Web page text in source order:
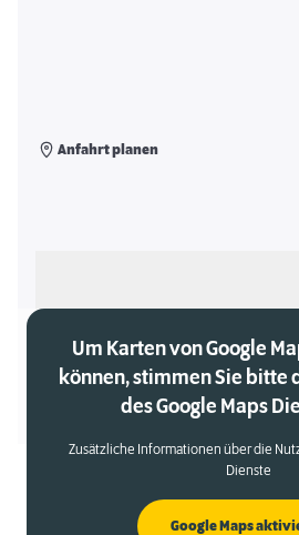
Anfahrt planen
Um Karten von Google
können, stimmen Sie bitte
des Google Maps
Zusätzliche Informationen über die
Dienste
Google Maps